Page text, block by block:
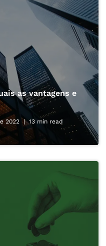
as vantagens e
2022 13 min read